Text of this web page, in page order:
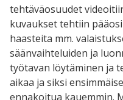
tehtäväosuudet
kuvaukset tehtiin
haasteita mm.
säänvaihteluiden ja
työtavan löytäminen ja
aikaa ja siksi
ennakoitua kauemmin.